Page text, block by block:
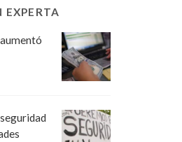
EXPERTA